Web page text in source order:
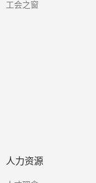
工会之窗
人力资源